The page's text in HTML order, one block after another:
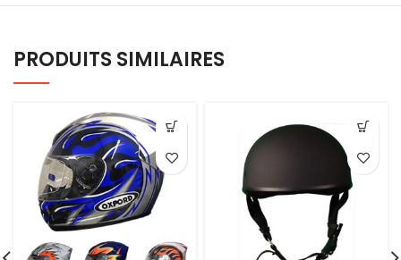
PRODUITS SIMILAIRES